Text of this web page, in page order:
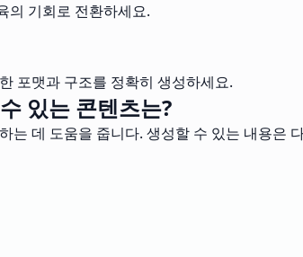
의 기회로 전환하세요.
포맷과 구조를 정확히 생성하세요.
있는 콘텐츠는?
는 데 도움을 줍니다. 생성할 수 있는 내용은